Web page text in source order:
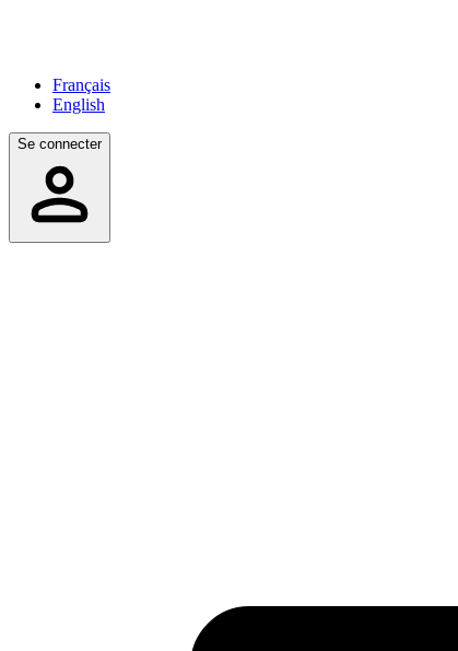
Français
English
Se connecter